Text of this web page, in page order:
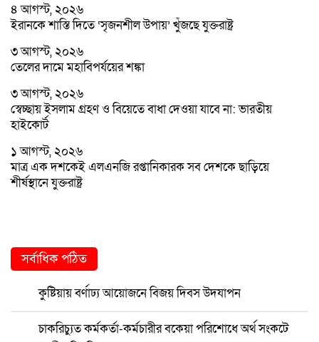
৪ আগস্ট, ২০২৬
ইরানকে শাস্তি দিতে ‘সৃজনশীল উপায়’ খুঁজছে যুক্তরাষ্ট্র
৩ আগস্ট, ২০২৬
তেলের দামে মহাবিপর্যয়ের শঙ্কা
৩ আগস্ট, ২০২৬
স্বেচ্ছায় ইসলাম গ্রহণ ও বিয়েতে বাধা দেওয়া যাবে না: ভারতীয়
হাইকোর্ট
১ আগস্ট, ২০২৬
মাত্র এক দশকেই এলএনজি রপ্তানিকারক সব দেশকে ছাড়িয়ে
শীর্ষস্থানে যুক্তরাষ্ট্র
সর্বাধিক পঠিত
কুষ্টিয়ায় বর্ণাঢ্য আয়োজনে বিজয় দিবস উদযাপন
চাকরিচ্যুত কর্মকর্তা-কর্মচারীর বকেয়া পরিশোধে অর্থ সংকটে